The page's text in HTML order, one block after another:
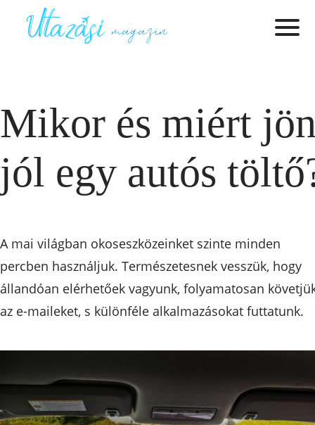
Mikor és miért
jól egy autós
A mai világban okoseszközeinket szinte minden
percben használjuk. Természetesnek vesszük, hogy
állandóan elérhetőek vagyunk, folyamatosan
az e-maileket, s különféle alkalmazásokat futtatunk.